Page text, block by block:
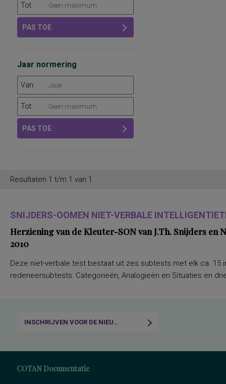
Tot:
PAS TOE
Jaar normering
Van:
Tot:
PAS TOE
Resultaten 1 t/m 1 van 1
SNIJDERS-OOMEN NIET-VERBALE
Herziening van de Kleuter-SON van J.Th. Snijders en
2010
Deze niet-verbale test bestaat uit zes subtests met elk ca. 15
redeneersubtests: Categorieën, Analogieën en Situaties en
INSCHRIJVEN VOOR DE NIEUWSBRIEF
COTAN Documentatie